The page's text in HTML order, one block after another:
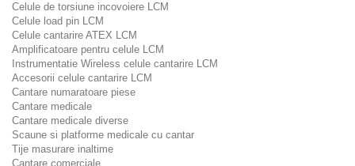
Celule de torsiune incovoiere LCM
Celule load pin LCM
Celule cantarire ATEX LCM
Amplificatoare pentru celule LCM
Instrumentatie Wireless celule cantarire LCM
Accesorii celule cantarire LCM
Cantare numaratoare piese
Cantare medicale
Cantare medicale diverse
Scaune si platforme medicale cu cantar
Tije masurare inaltime
Cantare comerciale